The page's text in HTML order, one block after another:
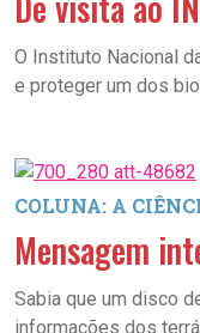
O Instituto Nacional
e proteger um dos
COLUNA: A
Mensagem
Sabia que um disco
informações dos